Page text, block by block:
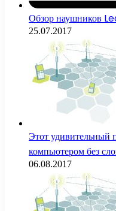
Обзор наушников
25.07.2017
Этот удивительный
компьютером без
06.08.2017